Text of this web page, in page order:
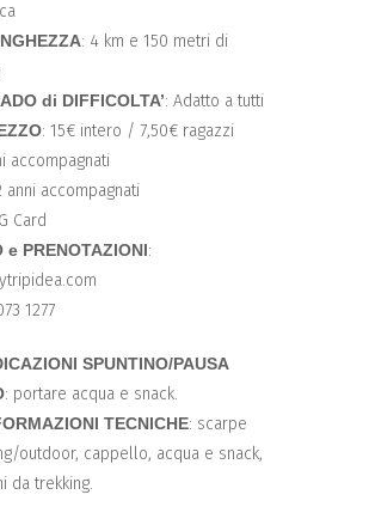
: 4 km e 150 metri di
di DIFFICOLTA’: Adatto a tutti
: 15€ intero / 7,50€ ragazzi
accompagnati
anni accompagnati
Card
e PRENOTAZIONI:
1277
SPUNTINO/PAUSA
: portare acqua e snack.
TECNICHE: scarpe
outdoor, cappello, acqua e snack,
da trekking.